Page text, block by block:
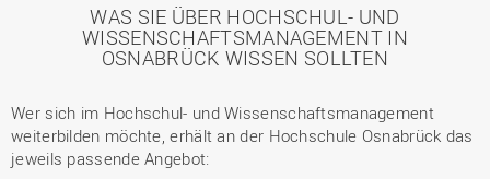
WAS SIE ÜBER HOCHSCHUL- UND
WISSENSCHAFTSMANAGEMENT IN
OSNABRÜCK WISSEN SOLLTEN
Wer sich im Hochschul- und Wissenschaftsmanagement
weiterbilden möchte, erhält an der Hochschule Osnabrück das
jeweils passende Angebot: